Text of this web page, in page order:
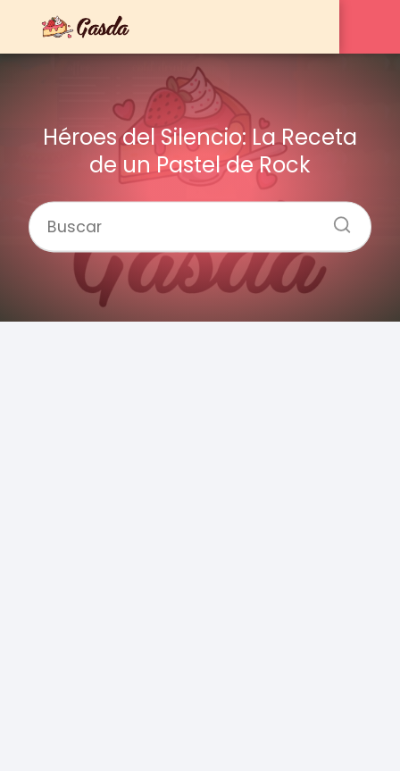
Héroes del Silencio: La Receta
de un Pastel de Rock